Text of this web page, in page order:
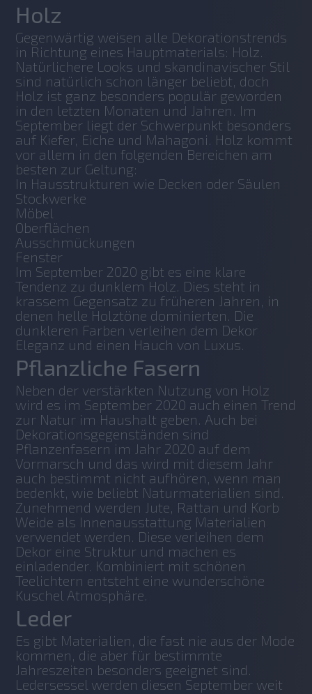
Holz
Gegenwärtig weisen alle Dekorationstrends
in Richtung eines Hauptmaterials: Holz.
Natürlichere Looks und skandinavischer Stil
sind natürlich schon länger beliebt, doch
Holz ist ganz besonders populär geworden
in den letzten Monaten und Jahren. Im
September liegt der Schwerpunkt besonders
auf Kiefer, Eiche und Mahagoni. Holz kommt
vor allem in den folgenden Bereichen am
besten zur Geltung:
In Hausstrukturen wie Decken oder Säulen
Stockwerke
Möbel
Oberflächen
Ausschmückungen
Fenster
Im September 2020 gibt es eine klare
Tendenz zu dunklem Holz. Dies steht in
krassem Gegensatz zu früheren Jahren, in
denen helle Holztöne dominierten. Die
dunkleren Farben verleihen dem Dekor
Eleganz und einen Hauch von Luxus.
Pflanzliche Fasern
Neben der verstärkten Nutzung von Holz
wird es im September 2020 auch einen Trend
zur Natur im Haushalt geben. Auch bei
Dekorationsgegenständen sind
Pflanzenfasern im Jahr 2020 auf dem
Vormarsch und das wird mit diesem Jahr
auch bestimmt nicht aufhören, wenn man
bedenkt, wie beliebt Naturmaterialien sind.
Zunehmend werden Jute, Rattan und Korb
Weide als Innenausstattung Materialien
verwendet werden. Diese verleihen dem
Dekor eine Struktur und machen es
einladender. Kombiniert mit schönen
Teelichtern entsteht eine wunderschöne
Kuschel Atmosphäre.
Leder
Es gibt Materialien, die fast nie aus der Mode
kommen, die aber für bestimmte
Jahreszeiten besonders geeignet sind.
Ledersessel werden diesen September weit